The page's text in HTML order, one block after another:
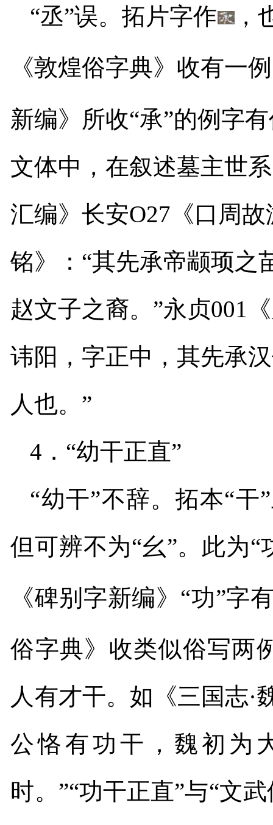
“丞”误。拓片字作
，
《敦煌俗字典》收有一
新编》所收“承”的例字
文体中，在叙述墓主世
汇编》长安O27 《口周
铭》：“其先承帝颛顼之
赵文子之裔。”永贞001
讳阳，字正中，其先承
人也。”
4 ．“幼干正直”
“幼干”不辞。拓本“干
但可辨不为“幺”。此为
《碑别字新编》“功”字
俗字典》收类似俗写两
人有才干。如《三国志·
公恪有功干，魏初为
时。 ”“功干正直”与“文